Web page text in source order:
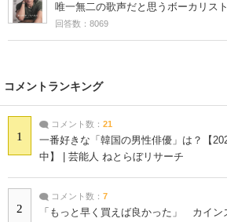
唯一無二の歌声だと思うボーカリス
回答数：8069
コメントランキング
1
コメント数： 21
一番好きな「韓国の男性俳優」は？【
中】 | 芸能人 ねとらぼリサーチ
2
コメント数： 7
「もっと早く買えば良かった」 カイン